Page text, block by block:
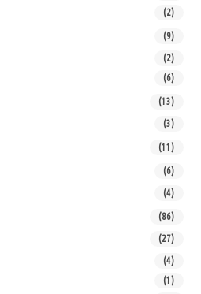
(2)
(9)
(2)
(6)
(13)
(3)
(11)
(6)
(4)
(86)
(27)
(4)
(1)